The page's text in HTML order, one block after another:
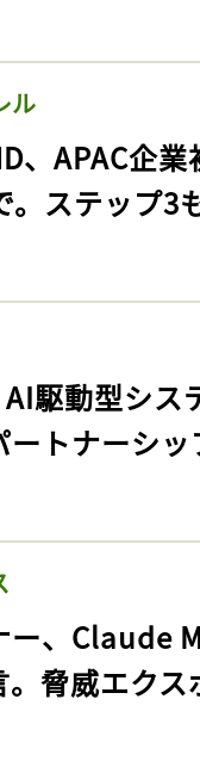
ル
、APAC企
。ステップ3
AI駆動型シ
ートナーシ
ー、Claude
脅威エク
会員登録